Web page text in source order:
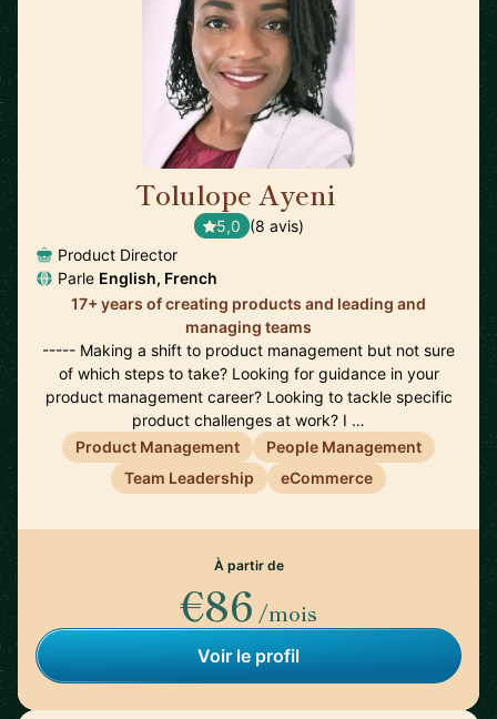
Tolulope Ayeni
5,0 (8 avis)
Product Director
Parle English, French
17+ years of creating products and leading and
managing teams
----- Making a shift to product management but not sure
of which steps to take? Looking for guidance in your
product management career? Looking to tackle specific
product challenges at work? I …
Product Management
People Management
Team Leadership
eCommerce
À partir de
€86 /mois
Voir le profil